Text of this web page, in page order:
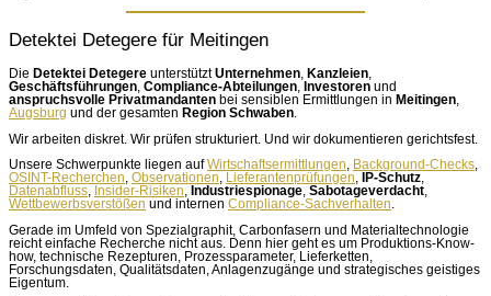
Detektei Detegere für Meitingen
Die Detektei Detegere unterstütztUnternehmen, Kanzleien,
Geschäftsführungen, Compliance-Abteilungen, Investoren und
anspruchsvolle Privatmandanten bei sensiblen Ermittlungen in Meitingen,
Augsburg und der gesamten Region Schwaben.
Wir arbeiten diskret. Wir prüfen strukturiert. Und wir dokumentieren gerichtsfest.
Unsere Schwerpunkte liegen aufWirtschaftsermittlungen, Background-Checks,
OSINT-Recherchen, Observationen, Lieferantenprüfungen, IP-Schutz,
Datenabfluss, Insider-Risiken, Industriespionage, Sabotageverdacht,
Wettbewerbsverstößen und internen Compliance-Sachverhalten.
Gerade im Umfeld von Spezialgraphit, Carbonfasern und Materialtechnologie
reicht einfache Recherche nicht aus. Denn hier geht es um Produktions-Know-
how, technische Rezepturen, Prozessparameter, Lieferketten,
Forschungsdaten, Qualitätsdaten, Anlagenzugänge und strategisches geistiges
Eigentum.